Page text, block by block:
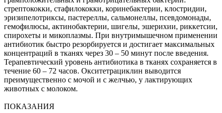
стрептококки, стафилококки, коринебактерии, клостридии,
эризипелотриксы, пастереллы, сальмонеллы, псевдомонады,
гемофилюсы, актинобактерии, шигелы, эшерихии, риккетсии,
спирохеты и микоплазмы. При внутримышечном применении
антибиотик быстро резорбируется и достигает максимальных
концентраций в тканях через 30 – 50 минут после введения.
Терапевтический уровень антибиотика в тканях сохраняется в
течение 60 – 72 часов. Окситетрациклин выводится
преимущественно с мочой и с желчью, у лактирующих
животных с молоком.
ПОКАЗАНИЯ